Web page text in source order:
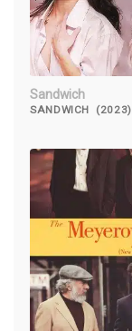
Sandwich
SANDWICH (2023)